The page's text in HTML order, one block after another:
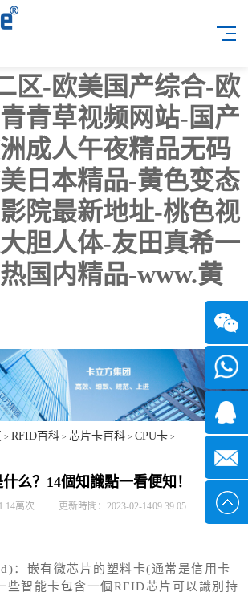
精品入口-国产免费
区-欧美国产综合-欧
青草视频网站-国产
成人午夜精品无码
日本精品-黄色变态
院最新地址-桃色视
胆人体-友田真希一
国内精品-www.黄
> RFID百科 > 芯片卡百科 > CPU卡 >
么？14個知識點一看便知！
萬次 更新時間：2023-02-14 09:39:05
：嵌有微芯片的塑料卡(通常是信用卡
些智能卡包含一個RFID芯片可以識別持
微信
7*24小
時